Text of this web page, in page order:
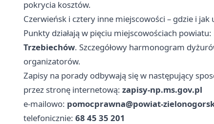
pokrycia kosztów.
Czerwieńsk i cztery inne miejscowości – gdzie i
Punkty działają w pięciu miejscowościach powiatu:
Trzebiechów. Szczegółowy harmonogram
organizatorów.
Zapisy na porady odbywają się w następujący
przez stronę internetową: zapisy-np.ms.gov.pl
e-mailowo: pomocprawna@powiat-
telefonicznie: 68 45 35 201